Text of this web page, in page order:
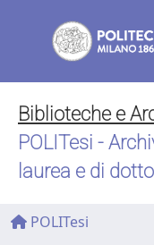
Biblioteche e
POLITesi -
laurea e di
POLITesi